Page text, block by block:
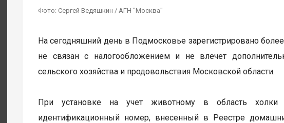
Фото: Сергей Ведяшкин / АГН "Москва"
На сегодняшний день в Подмосковье зарегистрировано
не связан с налогообложением и не влечет
сельского хозяйства и продовольствия Московской области.
При установке на учет животному в область холки
идентификационный номер, внесенный в Реестре